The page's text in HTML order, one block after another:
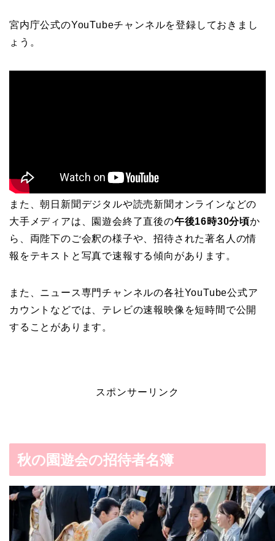
宮内庁公式のYouTubeチャンネルを登録しておきまし
ょう。
また、朝日新聞デジタルや読売新聞オンラインなどの
大手メディアは、園遊会終了直後の午後16時30分頃か
ら、両陛下のご会釈の様子や、招待された著名人の情
報をテキストと写真で速報する傾向があります。
また、ニュース専門チャンネルの各社YouTube公式ア
カウントなどでは、テレビの速報映像を短時間で公開
することがあります。
スポンサーリンク
秋の園遊会の招待者名簿